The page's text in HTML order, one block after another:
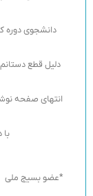
دانشجوی دوره
دلیل قطع
انتهای صفحه
*عضو بسیج ملی